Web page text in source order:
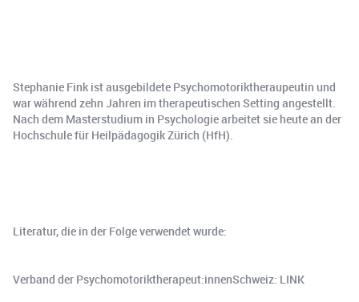
Stephanie Fink ist ausgebildete Psychomotoriktheraupeutin und
war während zehn Jahren im therapeutischen Setting angestellt.
Nach dem Masterstudium in Psychologie arbeitet sie heute an der
Hochschule für Heilpädagogik Zürich (HfH).
Literatur, die in der Folge verwendet wurde:
Verband der Psychomotoriktherapeut:innenSchweiz: LINK